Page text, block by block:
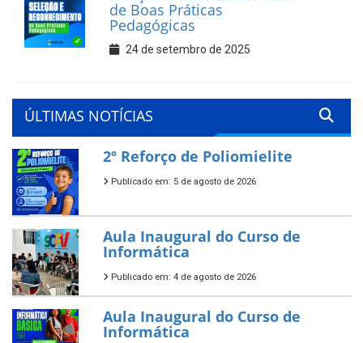
de Boas Práticas
Pedagógicas
24 de setembro de 2025
ÚLTIMAS NOTÍCIAS
2º Reforço de Poliomielite
Publicado em: 5 de agosto de 2026
Aula Inaugural do Curso de
Informática
Publicado em: 4 de agosto de 2026
Aula Inaugural do Curso de
Informática